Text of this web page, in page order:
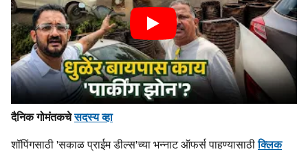
दैनिक गोमंतकचेसदस्य व्हा
शॉपिंगसाठी 'सकाळ प्राईम डील्स'च्या भन्नाट ऑफर्स पाहण्यासाठीक्लिक